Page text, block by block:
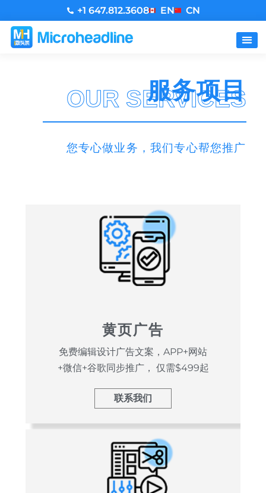
+1 647.812.3608 EN CN
服务项目
OUR SERVICES
您专心做业务，我们专心帮您推广
黄页广告
免费编辑设计广告文案，APP+网站
+微信+谷歌同步推广， 仅需$499起
联系我们